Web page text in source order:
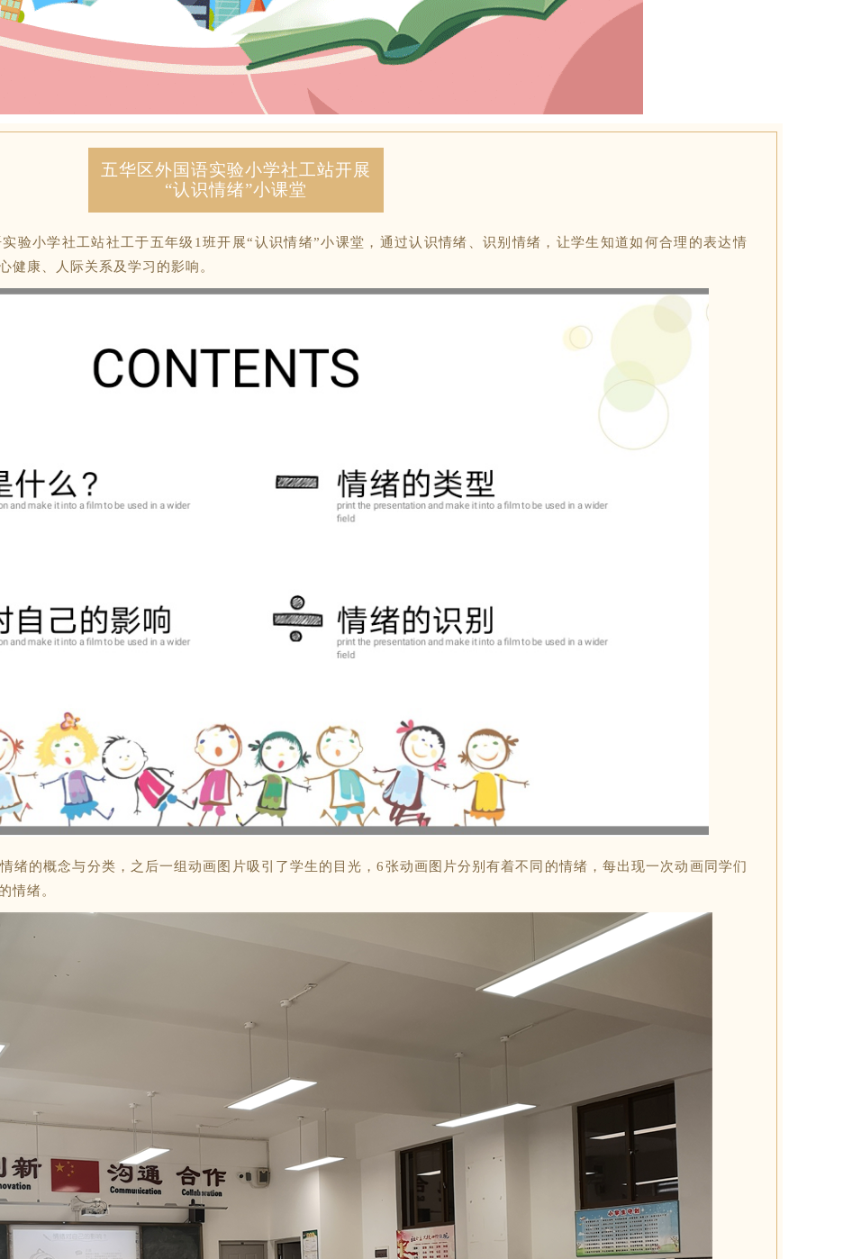
五华区外国语实验小学社工站开展
“认识情绪”小课堂
验小学社工站社工于五年级1班开展“认识情绪”小课堂，通过认识情绪、识别情绪，让学生知道如何合理的表达情
健康、人际关系及学习的影响。
绪的概念与分类，之后一组动画图片吸引了学生的目光，6张动画图片分别有着不同的情绪，每出现一次动画同学们
情绪。